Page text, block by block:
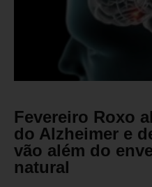
Fevereiro Roxo
do Alzheimer e
vão além do
natural